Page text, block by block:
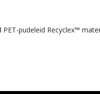
pudeleid Recyclex™